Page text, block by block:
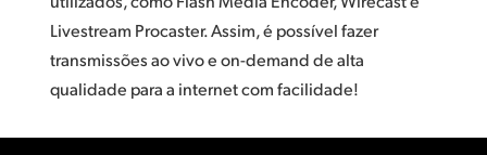
Livestream Procaster. Assim, é possível fazer
transmissões ao vivo e on-demand de alta
qualidade para a internet com facilidade!